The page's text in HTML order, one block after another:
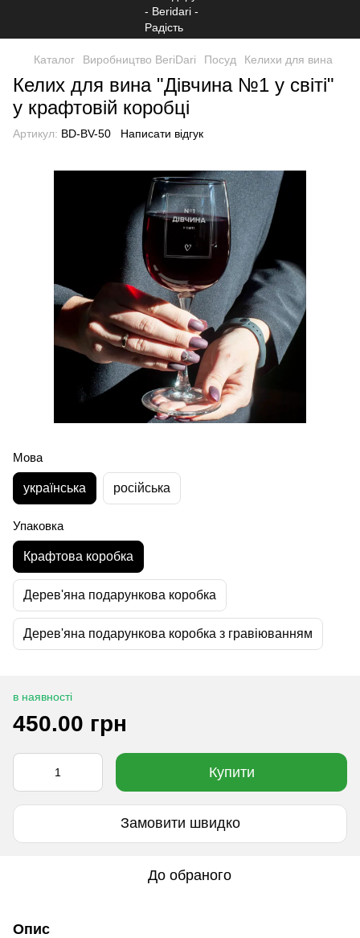
Каталог Виробництво BeriDari Посуд Келихи для вина
Келих для вина "Дівчина №1 у світі"
у крафтовій коробці
Артикул: BD-BV-50 Написати відгук
Мова
українська російська
Упаковка
Крафтова коробка
Дерев'яна подарункова коробка
Дерев'яна подарункова коробка з гравіюванням
в наявності
450.00 грн
Купити
Замовити швидко
До обраного
Опис